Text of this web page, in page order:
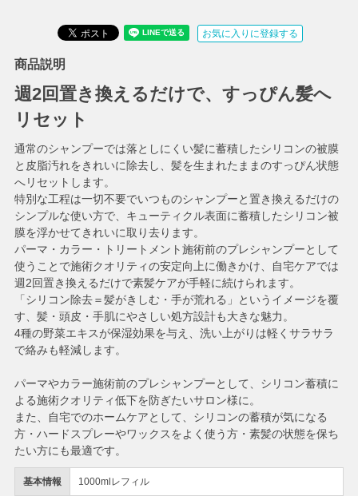
基本情報 1000mlレフィル
お気に入りに登録する
商品説明
週2回置き換えるだけで、すっぴん髪へ
リセット
通常のシャンプーでは落としにくい髪に蓄積したシリコンの被膜
と皮脂汚れをきれいに除去し、髪を生まれたままのすっぴん状態
へリセットします。
特別な工程は一切不要でいつものシャンプーと置き換えるだけの
シンプルな使い方で、キューティクル表面に蓄積したシリコン被
膜を浮かせてきれいに取り去ります。
パーマ・カラー・トリートメント施術前のプレシャンプーとして
使うことで施術クオリティの安定向上に働きかけ、自宅ケアでは
週2回置き換えるだけで素髪ケアが手軽に続けられます。
「シリコン除去＝髪がきしむ・手が荒れる」というイメージを覆
す、髪・頭皮・手肌にやさしい処方設計も大きな魅力。
4種の野菜エキスが保湿効果を与え、洗い上がりは軽くサラサラ
で絡みも軽減します。
パーマやカラー施術前のプレシャンプーとして、シリコン蓄積に
よる施術クオリティ低下を防ぎたいサロン様に。
また、自宅でのホームケアとして、シリコンの蓄積が気になる
方・ハードスプレーやワックスをよく使う方・素髪の状態を保ち
たい方にも最適です。